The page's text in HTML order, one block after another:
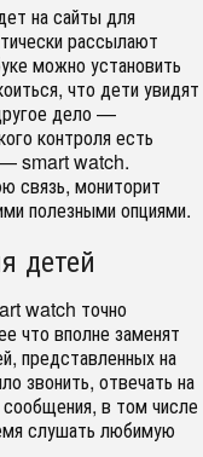
на сайты для
рассылают
можно установить
что дети увидят
дело —
контроля есть
— smart watch.
связь, мониторит
полезными опциями.
детей
watch точно
что вполне заменят
представленных на
звонить, отвечать на
сообщения, в том числе
слушать любимую